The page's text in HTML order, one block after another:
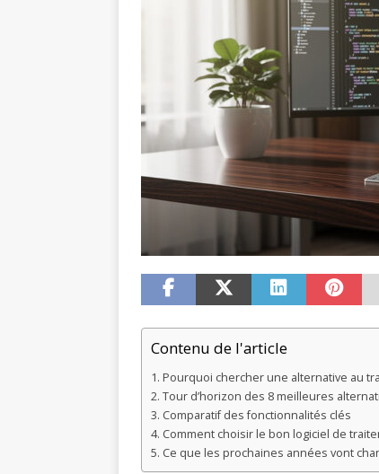
Contenu de l'article
Pourquoi chercher une alternative au
Tour d’horizon des 8 meilleures
Comparatif des fonctionnalités clés
Comment choisir le bon logiciel de
Ce que les prochaines années vont